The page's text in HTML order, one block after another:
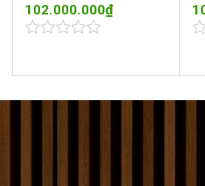
102.000.000₫
of
of